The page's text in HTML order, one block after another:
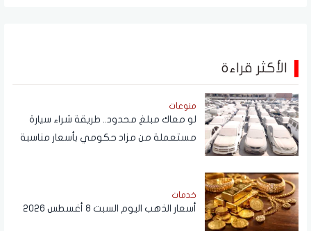
الأكثر قراءة
منوعات
لو معاك مبلغ محدود.. طريقة شراء سيارة
مستعملة من مزاد حكومي بأسعار مناسبة
خدمات
أسعار الذهب اليوم السبت 8 أغسطس 2026